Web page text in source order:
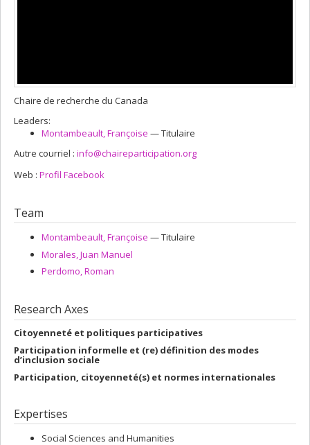
Chaire de recherche du Canada
Leaders:
Montambeault, Françoise — Titulaire
Autre courriel : info@chaireparticipation.org
Web : Profil Facebook
Team
Montambeault, Françoise — Titulaire
Morales, Juan Manuel
Perdomo, Roman
Research Axes
Citoyenneté et politiques participatives
Participation informelle et (re) définition des modes
d’inclusion sociale
Participation, citoyenneté(s) et normes internationales
Expertises
Social Sciences and Humanities